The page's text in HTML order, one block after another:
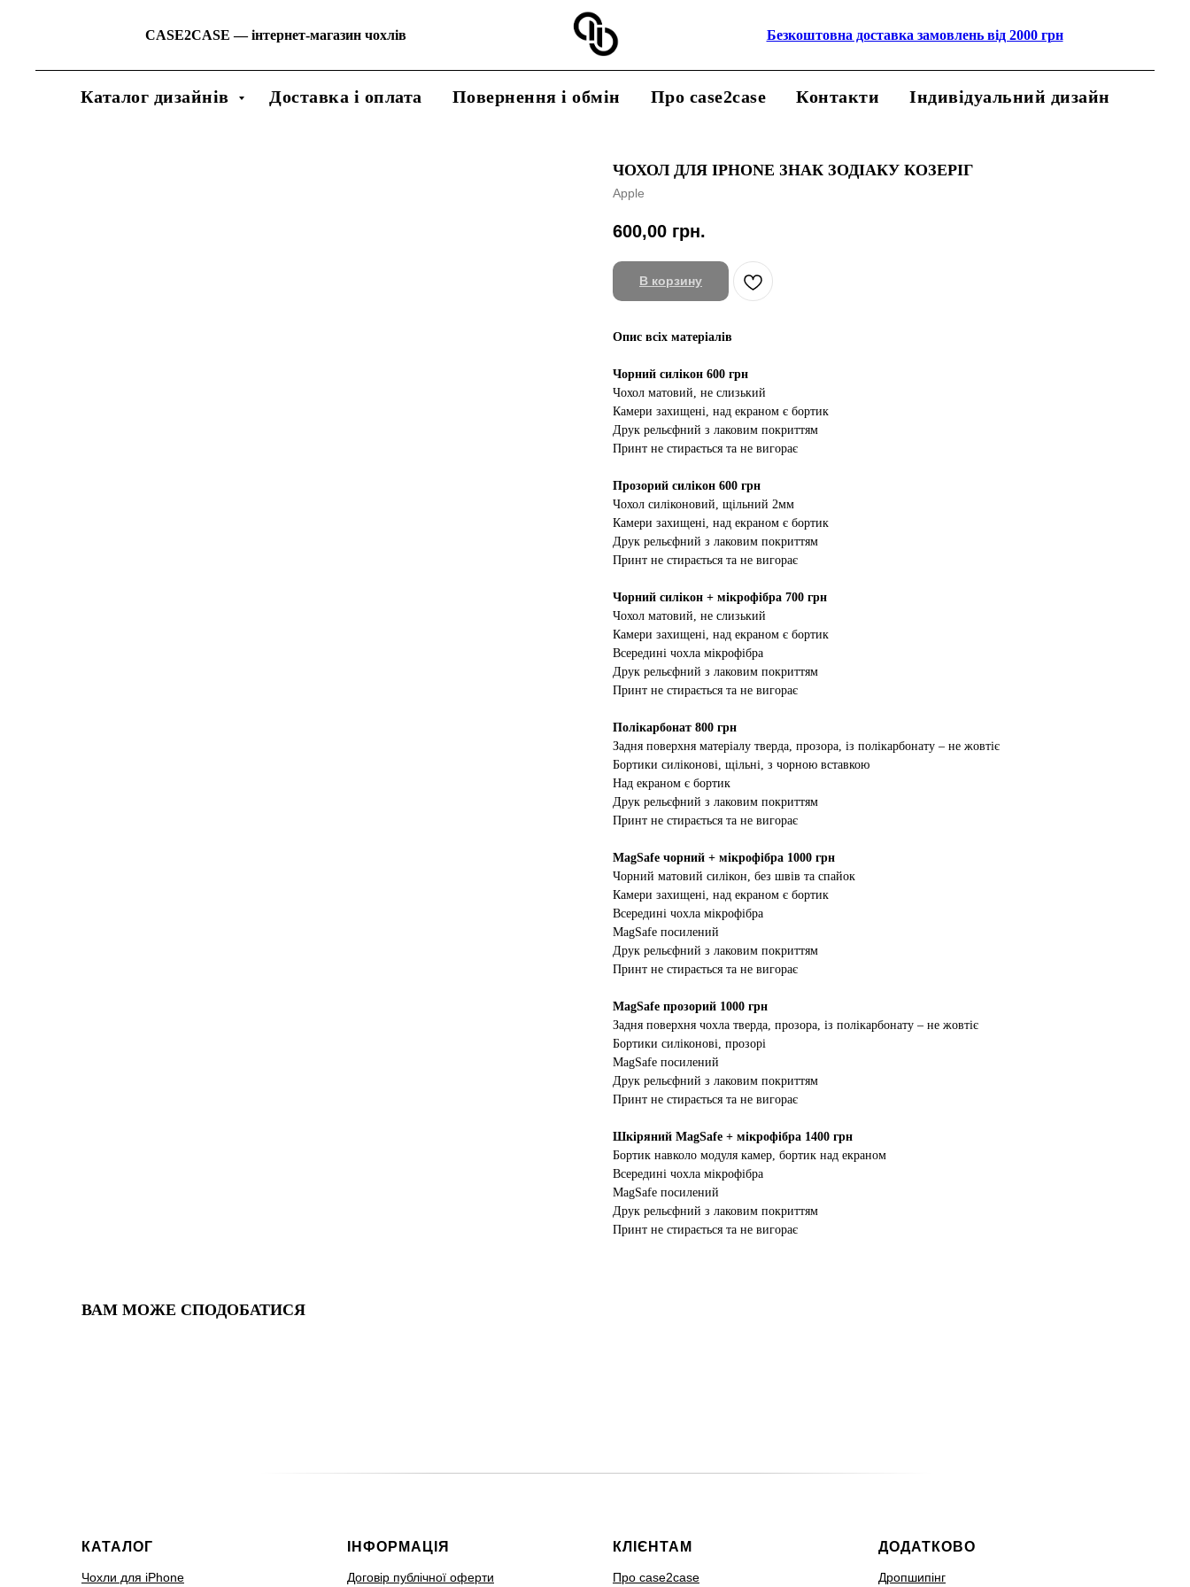
CASE2CASE—інтернет-магазин чохлів Безкоштовна доставка замовлень від 2000 грн
Каталог дизайнів Доставка і оплата Повернення і обмін Про case2case Контакти Індивідуальний дизайн
ЧОХОЛ ДЛЯ IPHONE ЗНАК ЗОДІАКУ КОЗЕРІГ
Apple
600,00 грн.
В корзину
Опис всіх матеріалів
Чорний силікон 600 грн
Чохол матовий, не слизький
Камери захищені, над екраном є бортик
Друк рельєфний з лаковим покриттям
Принт не стирається та не вигорає
Прозорий силікон 600 грн
Чохол силіконовий, щільний 2мм
Камери захищені, над екраном є бортик
Друк рельєфний з лаковим покриттям
Принт не стирається та не вигорає
Чорний силікон + мікрофібра 700 грн
Чохол матовий, не слизький
Камери захищені, над екраном є бортик
Всередині чохла мікрофібра
Друк рельєфний з лаковим покриттям
Принт не стирається та не вигорає
Полікарбонат 800 грн
Задня поверхня матеріалу тверда, прозора, із полікарбонату – не жовтіє
Бортики силіконові, щільні, з чорною вставкою
Над екраном є бортик
Друк рельєфний з лаковим покриттям
Принт не стирається та не вигорає
MagSafe чорний + мікрофібра 1000 грн
Чорний матовий силікон, без швів та спайок
Камери захищені, над екраном є бортик
Всередині чохла мікрофібра
MagSafe посилений
Друк рельєфний з лаковим покриттям
Принт не стирається та не вигорає
MagSafe прозорий 1000 грн
Задня поверхня чохла тверда, прозора, із полікарбонату – не жовтіє
Бортики силіконові, прозорі
MagSafe посилений
Друк рельєфний з лаковим покриттям
Принт не стирається та не вигорає
Шкіряний MagSafe + мікрофібра 1400 грн
Бортик навколо модуля камер, бортик над екраном
Всередині чохла мікрофібра
MagSafe посилений
Друк рельєфний з лаковим покриттям
Принт не стирається та не вигорає
ВАМ МОЖЕ СПОДОБАТИСЯ
КАТАЛОГ
Чохли для iPhone
ІНФОРМАЦІЯ
Договір публічної оферти
КЛІЄНТАМ
Про case2case
ДОДАТКОВО
Дропшипінг